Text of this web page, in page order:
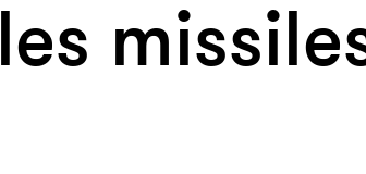
les